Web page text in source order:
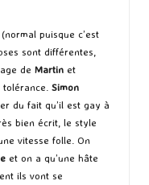
puisque c’est
sont différentes,
de Martin et
Simon
du fait qu’il est gay à
bien écrit, le style
vitesse folle. On
et on a qu’une hâte
ils vont se